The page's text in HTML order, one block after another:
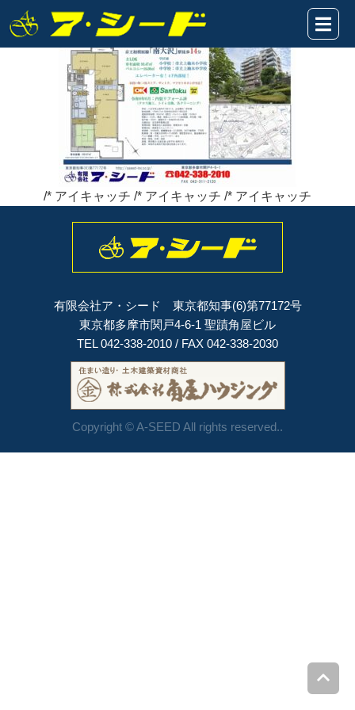
南大沢学園五番街★HP2026.6.13 2026年06月13日
/* アイキャッチ /* アイキャッチ /* アイキャッチ
有限会社ア・シード 東京都知事(6)第77172号
東京都多摩市関戸4-6-1 聖蹟角屋ビル
TEL 042-338-2010 / FAX 042-338-2030
Copyright © A-SEED All rights reserved..